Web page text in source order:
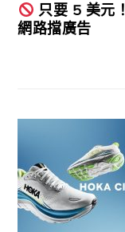
只要 5 美元
網路擋廣告